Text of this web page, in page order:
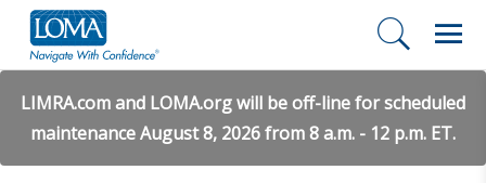
LIMRA.com and LOMA.org will be off-line for scheduled
maintenance August 8, 2026 from 8 a.m. - 12 p.m. ET.